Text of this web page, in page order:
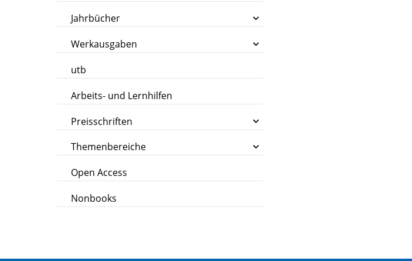
Jahrbücher
Werkausgaben
utb
Arbeits- und Lernhilfen
Preisschriften
Themenbereiche
Open Access
Nonbooks